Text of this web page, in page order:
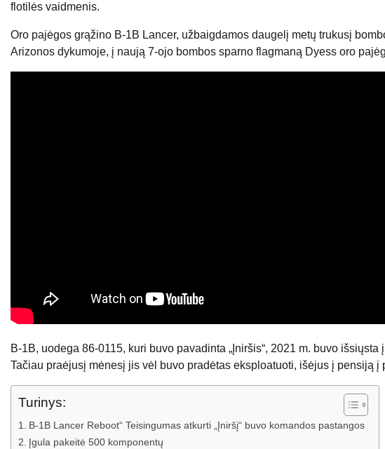
flotilės vaidmenis.
Oro pajėgos grąžino B-1B Lancer, užbaigdamos daugelį metų trukusį
Arizonos dykumoje, į naują 7-ojo bombos sparno flagmaną Dyess oro
B-1B, uodega 86-0115, kuri buvo pavadinta „Įniršis“, 2021 m. buvo
Tačiau praėjusį mėnesį jis vėl buvo pradėtas eksploatuoti, išėjus į pensiją į
Turinys:
B-1B Lancer Reboot“ Teisingumas atkurti „Įniršį“ buvo komandos pastangos
Įgula pakeitė 500 komponentų